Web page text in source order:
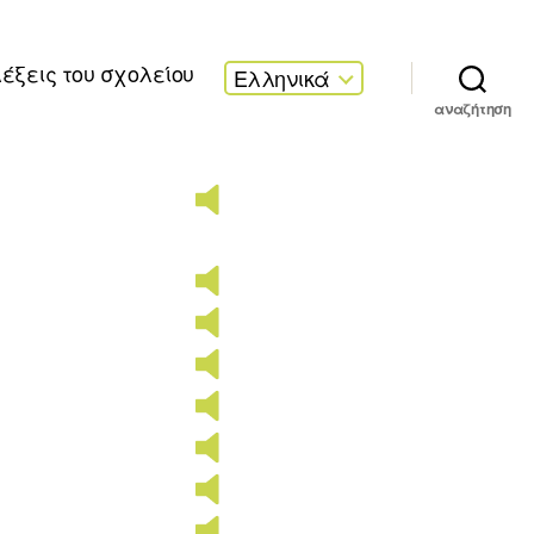
του σχολείου Ελληνικά
αναζήτηση